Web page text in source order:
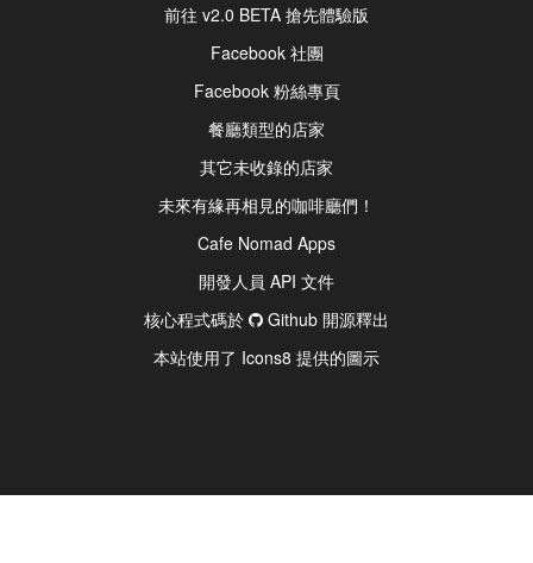
前往 v2.0 BETA 搶先體驗版
Facebook 社團
Facebook 粉絲專頁
餐廳類型的店家
其它未收錄的店家
未來有緣再相見的咖啡廳們！
Cafe Nomad Apps
開發人員 API 文件
核心程式碼於
Github 開源釋出
本站使用了 Icons8 提供的圖示